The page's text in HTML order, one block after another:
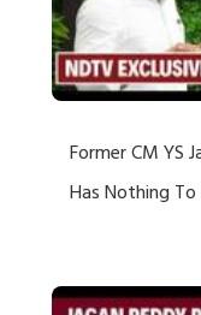
Former CM YS
Has Nothing